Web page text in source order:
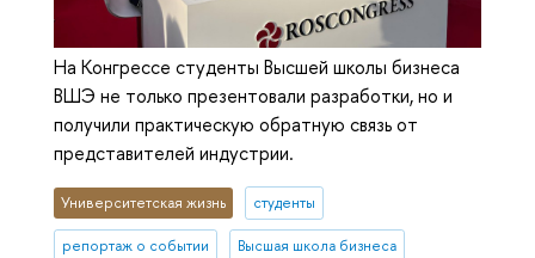
На Конгрессе студенты Высшей школы бизнеса
ВШЭ не только презентовали разработки, но и
получили практическую обратную связь от
представителей индустрии.
Университетская жизнь студенты
репортаж о событии Высшая школа бизнеса